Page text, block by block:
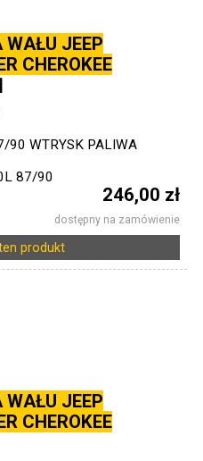
WAŁU JEEP
CHEROKEE
90 WTRYSK PALIWA
87/90
246,00 zł
dostępny na zamówienie
produkt
WAŁU JEEP
CHEROKEE